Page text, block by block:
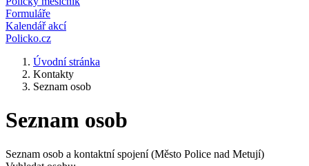
Formuláře
Kalendář akcí
Policko.cz
Úvodní stránka
Kontakty
Seznam osob
Seznam osob
Seznam osob a kontaktní spojení (Město Police nad Metují)